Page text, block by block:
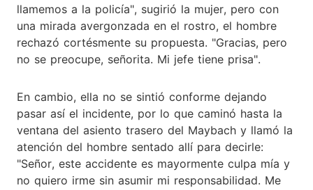
llamemos a la policía", sugirió la mujer, pero con
una mirada avergonzada en el rostro, el hombre
rechazó cortésmente su propuesta. "Gracias, pero
no se preocupe, señorita. Mi jefe tiene prisa".
En cambio, ella no se sintió conforme dejando
pasar así el incidente, por lo que caminó hasta la
ventana del asiento trasero del Maybach y llamó la
atención del hombre sentado allí para decirle:
"Señor, este accidente es mayormente culpa mía y
no quiero irme sin asumir mi responsabilidad. Me